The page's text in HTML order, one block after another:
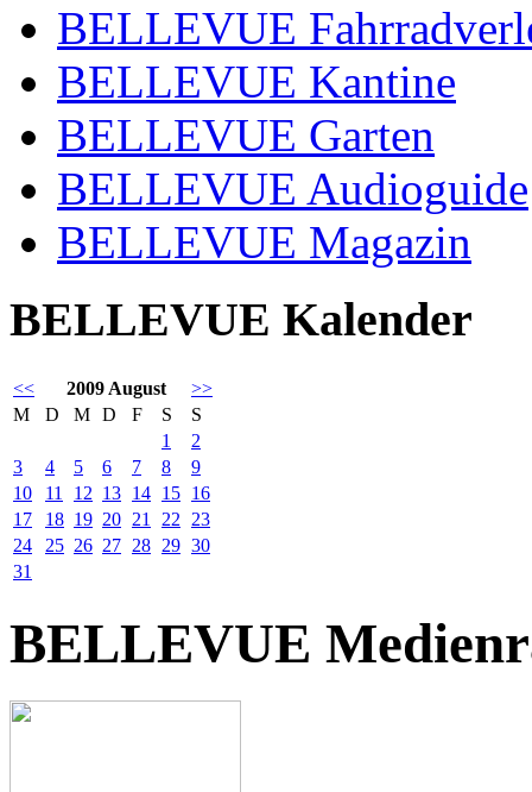
BELLEVUE
BELLEVUE Kantine
BELLEVUE Garten
BELLEVUE Audioguide
BELLEVUE Magazin
BELLEVUE Kalender
<< 2009 August
>>
M
D M D F S
S
1
2
3
4 5 6 7 8
9
10
11 12 13 14 15 16
17
18 19 20 21 22
23
24
25 26 27 28 29 30
31
BELLEVUE